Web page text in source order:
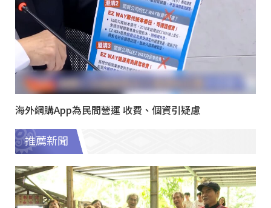
海外網購App為民間營運 收費、個資引疑慮
推薦新聞